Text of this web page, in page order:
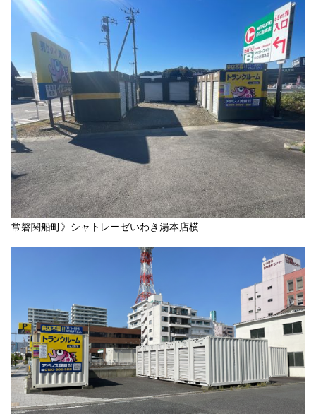
常磐関船町》シャトレーゼいわき湯本店横